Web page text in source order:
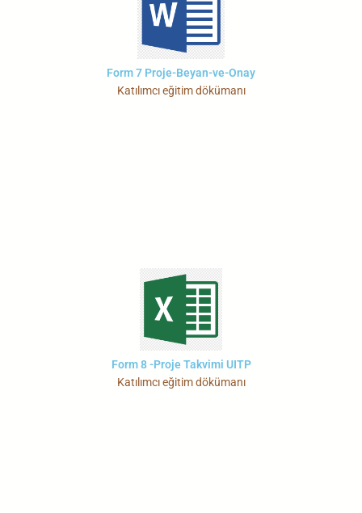
Form 7 Proje-Beyan-ve-Onay
Katılımcı eğitim dökümanı
Form 8 -Proje Takvimi UITP
Katılımcı eğitim dökümanı